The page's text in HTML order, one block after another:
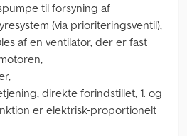
til forsyning af
(via prioriteringsventil),
af en ventilator, der er fast
direkte forindstillet, 1. og
er elektrisk-proportionelt